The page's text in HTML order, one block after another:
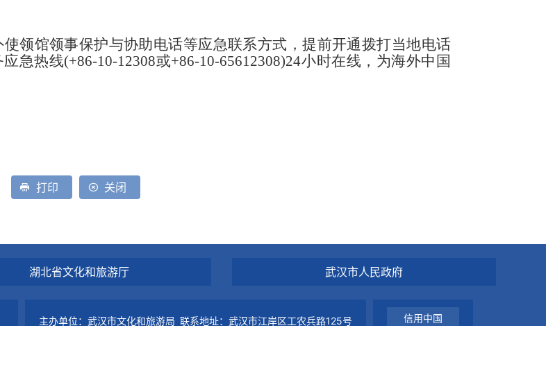
领馆领事保护与协助电话等应急联系方式，提前开通拨打当地电话
急热线(+86-10-12308或+86-10-65612308)24小时在线，为海外中国
打印 关闭
湖北省文化和旅游厅 武汉市人民政府
主办单位：武汉市文化和旅游局 联系地址：武汉市江岸区工农兵路125号
信用中国